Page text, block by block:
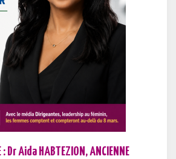
: Dr Aida HABTEZION, ANCIENNE